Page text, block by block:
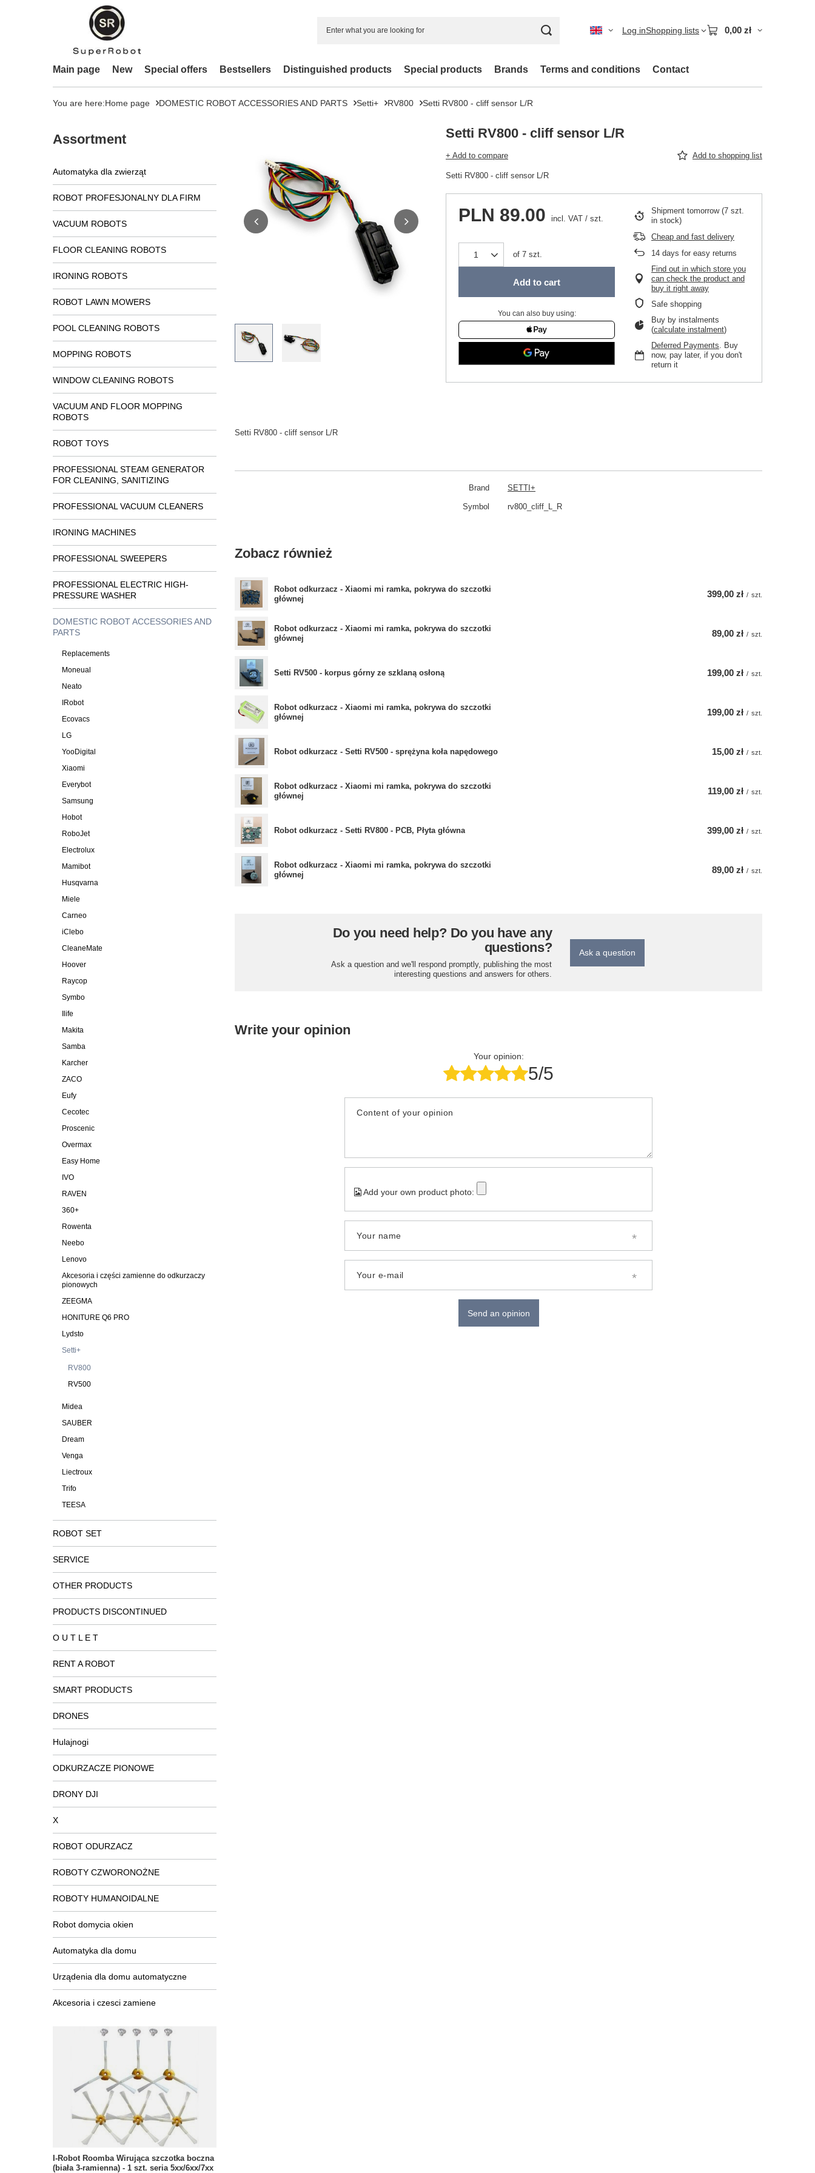
Log inShopping lists 0,00 zł
Main page New Special offers Bestsellers Distinguished products Special products Brands Terms and conditions Contact
You are here:Home page DOMESTIC ROBOT ACCESSORIES AND PARTS Setti+ RV800 Setti RV800 - cliff sensor L/R
Assortment
Automatyka dla zwierząt
ROBOT PROFESJONALNY DLA FIRM
VACUUM ROBOTS
FLOOR CLEANING ROBOTS
IRONING ROBOTS
ROBOT LAWN MOWERS
POOL CLEANING ROBOTS
MOPPING ROBOTS
WINDOW CLEANING ROBOTS
VACUUM AND FLOOR MOPPING
ROBOTS
ROBOT TOYS
PROFESSIONAL STEAM GENERATOR
FOR CLEANING, SANITIZING
PROFESSIONAL VACUUM CLEANERS
IRONING MACHINES
PROFESSIONAL SWEEPERS
PROFESSIONAL ELECTRIC HIGH-
PRESSURE WASHER
DOMESTIC ROBOT ACCESSORIES AND
PARTS
Replacements
Moneual
Neato
IRobot
Ecovacs
LG
YooDigital
Xiaomi
Everybot
Samsung
Hobot
RoboJet
Electrolux
Mamibot
Husqvarna
Miele
Carneo
iClebo
CleaneMate
Hoover
Raycop
Symbo
Ilife
Makita
Samba
Karcher
ZACO
Eufy
Cecotec
Proscenic
Overmax
Easy Home
IVO
RAVEN
360+
Rowenta
Neebo
Lenovo
Akcesoria i części zamienne do odkurzaczy
pionowych
ZEEGMA
HONITURE Q6 PRO
Lydsto
Setti+
RV800
RV500
Midea
SAUBER
Dream
Venga
Liectroux
Trifo
TEESA
ROBOT SET
SERVICE
OTHER PRODUCTS
PRODUCTS DISCONTINUED
O U T L E T
RENT A ROBOT
SMART PRODUCTS
DRONES
Hulajnogi
ODKURZACZE PIONOWE
DRONY DJI
X
ROBOT ODURZACZ
ROBOTY CZWORONOŻNE
ROBOTY HUMANOIDALNE
Robot domycia okien
Automatyka dla domu
Urządenia dla domu automatyczne
Akcesoria i czesci zamiene
I-Robot Roomba Wirująca szczotka boczna
(biała 3-ramienna) - 1 szt. seria 5xx/6xx/7xx
Setti RV800 - cliff sensor L/R
+ Add to compare Add to shopping list
Setti RV800 - cliff sensor L/R
PLN 89.00 incl. VAT / szt.
of 7 szt.
Add to cart
You can also buy using:
Shipment tomorrow (7 szt.
in stock)
Cheap and fast delivery
14 days for easy returns
Find out in which store you
can check the product and
buy it right away
Safe shopping
Buy by instalments
(calculate instalment)
Deferred Payments. Buy
now, pay later, if you don't
return it
Setti RV800 - cliff sensor L/R
Brand SETTI+
Symbol rv800_cliff_L_R
Zobacz również
Robot odkurzacz - Xiaomi mi ramka, pokrywa do szczotki
głównej
399,00 zł / szt.
Robot odkurzacz - Xiaomi mi ramka, pokrywa do szczotki
głównej
89,00 zł / szt.
Setti RV500 - korpus górny ze szklaną osłoną 199,00 zł / szt.
Robot odkurzacz - Xiaomi mi ramka, pokrywa do szczotki
głównej
199,00 zł / szt.
Robot odkurzacz - Setti RV500 - sprężyna koła napędowego 15,00 zł / szt.
Robot odkurzacz - Xiaomi mi ramka, pokrywa do szczotki
głównej
119,00 zł / szt.
Robot odkurzacz - Setti RV800 - PCB, Płyta główna 399,00 zł / szt.
Robot odkurzacz - Xiaomi mi ramka, pokrywa do szczotki
głównej
89,00 zł / szt.
Do you need help? Do you have any
questions?
Ask a question and we'll respond promptly, publishing the most
interesting questions and answers for others.
Ask a question
Write your opinion
Your opinion:
5/5
Content of your opinion
Add your own product photo:
Your name
Your e-mail
Send an opinion